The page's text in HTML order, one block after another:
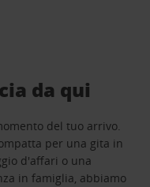
da qui
del tuo arrivo.
per una gita in
d'affari o una
in famiglia, abbiamo